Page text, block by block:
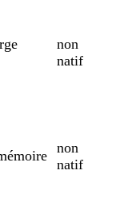
non
natif
non
natif